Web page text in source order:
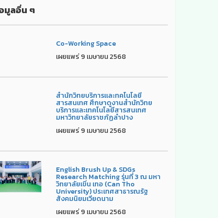
มูลอื่น ๆ
Co-Working Space
เผยแพร่ 9 เมษายน 2568
สำนักวิทยบริการและทคโนโลยี
สารสนเทศ ศึกษาดูงานสำนักวิทย
บริการและเทคโนโลยีสารสนเทศ
มหาวิทยาลัยราชภัฏลำปาง
เผยแพร่ 9 เมษายน 2568
English Brush Up & SDGs
Research Matching รุ่นที่ 3 ณ มหา
วิทยาลัยเขิ่น เทอ (Can Tho
University) ประเทศสาธารณรัฐ
สังคมนิยมเวียดนาม
เผยแพร่ 9 เมษายน 2568